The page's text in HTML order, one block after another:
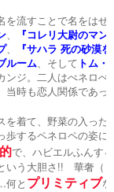
を流すことで名をはせ
、
『コレリ大尉のマン
、
『サハラ 死の砂漠
ルーム、そして トム・
ジ。二人はぺネロぺ
当時も恋人関係であっ
を着て、野菜の入った
するペネロペの姿に
で、ハビエルふんす
いう大胆さ!! 華奢（
何と プリミティブ